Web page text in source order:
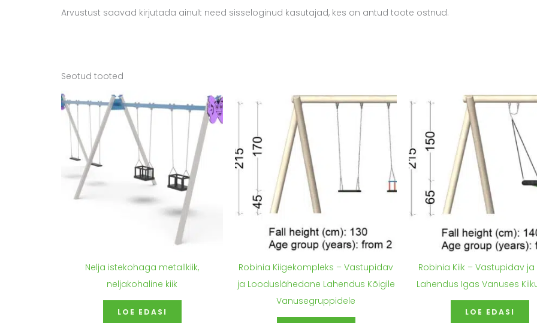
Arvustust saavad kirjutada ainult need sisseloginud kasutajad, kes on antud toote ostnud.
Seotud tooted
Nelja istekohaga metallkiik,
neljakohaline kiik
LOE EDASI
Robinia Kiigekompleks – Vastupidav
ja Looduslähedane Lahendus Kõigile
Vanusegruppidele
Robinia Kiik – Vastupidav ja
Lahendus Igas Vanuses
LOE EDASI